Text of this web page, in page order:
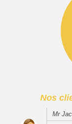
Nos
Mr